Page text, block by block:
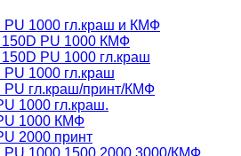
PU 1000 гл.краш и КМФ
150D PU 1000 КМФ
PU 1000 гл.краш
PU 1000 гл.краш
PU гл.краш/принт/КМФ
1000 гл.краш.
1000 КМФ
2000 принт
PU 1000,1500,2000,3000/КМФ